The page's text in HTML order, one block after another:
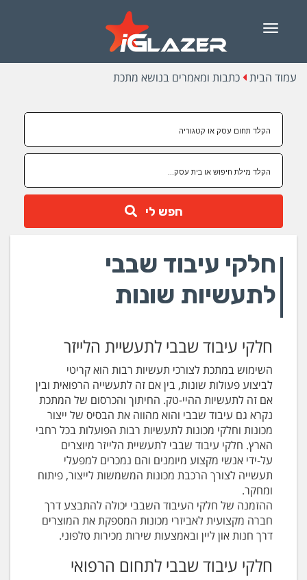
Menu
עמוד הבית כתבות ומאמרים בנושא מתכת
חפש לי
חלקי עיבוד שבבי
לתעשיות שונות
חלקי עיבוד שבבי לתעשיית הלייזר
השימוש במתכת לצורכי תעשיות רבות הוא קריטי
לביצוע פעולות שונות, בין אם זה לתעשייה הרפואית ובין
אם זה לתעשיות ההיי-טק. החיתוך והכרסום של המתכת
נקרא גם עיבוד שבבי והוא מהווה את הבסיס של ייצור
מכונות וחלקי מכונות לתעשיות רבות הפועלות בכל רחבי
הארץ. חלקי עיבוד שבבי לתעשיית הלייזר מיוצרים
על-ידי אנשי מקצוע מיומנים והם נמכרים למפעלי
תעשייה לצורך הרכבת מכונות המשמשות לייצור, פיתוח
ומחקר.
ההזמנה של חלקי העיבוד השבבי יכולה להתבצע דרך
חברה מקצועית לאביזרי מכונות המספקת את המוצרים
דרך חנות און ליין ובאמצעות שירות מכירות טלפוני.
חלקי עיבוד שבבי לתחום הרפואי